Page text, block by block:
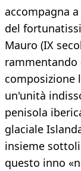
accompagna
del
Mauro (IX
rammentando
composizione
un'unità
penisola
glaciale
insieme
questo inno